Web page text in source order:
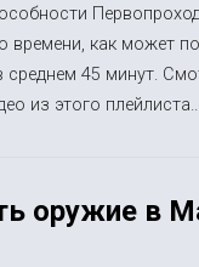
времени, как может
45 минут.
из этого
оружие в